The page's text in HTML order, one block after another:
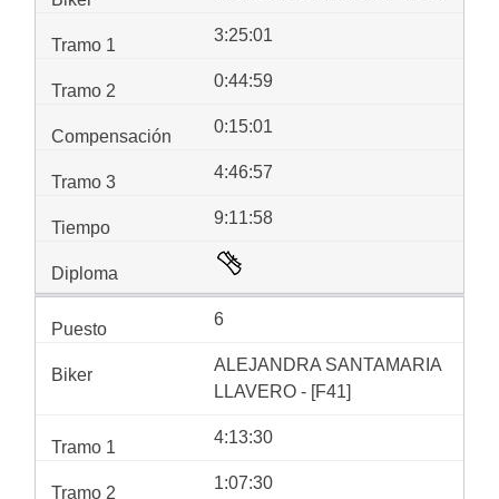
3:25:01
0:44:59
0:15:01
4:46:57
9:11:58
6
ALEJANDRA SANTAMARIA
LLAVERO - [F41]
4:13:30
1:07:30